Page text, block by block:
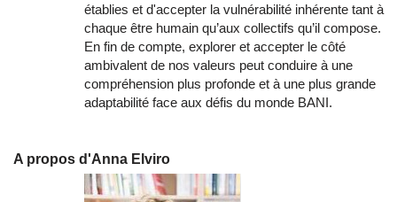
établies et d'accepter la vulnérabilité inhérente tant à
chaque être humain qu’aux collectifs qu’il compose.
En fin de compte, explorer et accepter le côté
ambivalent de nos valeurs peut conduire à une
compréhension plus profonde et à une plus grande
adaptabilité face aux défis du monde BANI.
A propos d'Anna Elviro